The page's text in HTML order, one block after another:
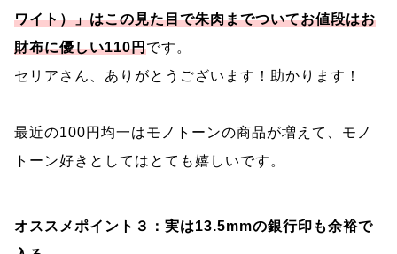
ワイト）」はこの見た目で朱肉までついてお値段はお
財布に優しい110円です。
セリアさん、ありがとうございます！助かります！
最近の100円均一はモノトーンの商品が増えて、モノ
トーン好きとしてはとても嬉しいです。
オススメポイント３：実は13.5mmの銀行印も余裕で